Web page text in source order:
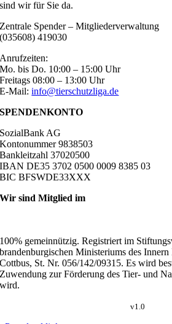
sind wir für Sie da.
Zentrale Spender – Mitgliederverwaltung
(035608) 419030
Anrufzeiten:
Mo. bis Do. 10:00 – 15:00 Uhr
Freitags 08:00 – 13:00 Uhr
E-Mail:info@tierschutzliga.de
SPENDENKONTO
SozialBank AG
Kontonummer 9838503
Bankleitzahl 37020500
IBAN DE35 3702 0500 0009 8385 03
BIC BFSWDE33XXX
Wir sind Mitglied im
100% gemeinnützig. Registriert im
brandenburgischen Ministeriums des
Cottbus, St. Nr. 056/142/09315. Es wird
Zuwendung zur Förderung des Tier- und
wird.
v1.0